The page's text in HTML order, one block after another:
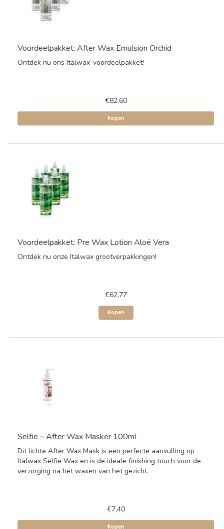
Voordeelpakket: After Wax Emulsion Orchid
Ontdek nu ons Italwax-voordeelpakket!
€82,60
Kopen
Voordeelpakket: Pre Wax Lotion Aloë Vera
Ontdek nu onze Italwax grootverpakkingen!
€62,77
Kopen
Selfie – After Wax Masker 100ml
Dit lichte After Wax Mask is een perfecte aanvulling op
Italwax Selfie Wax en is de ideale finishing touch voor de
verzorging na het waxen van het gezicht.
€7,40
Kopen